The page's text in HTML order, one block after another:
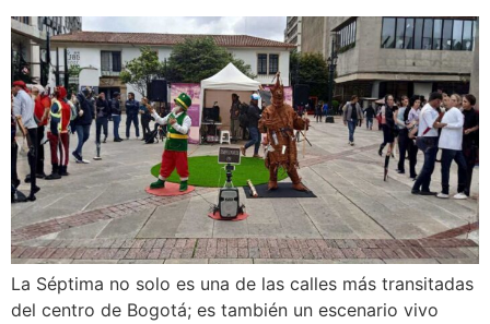
La Séptima no solo es una de las calles más transitadas
del centro de Bogotá; es también un escenario vivo